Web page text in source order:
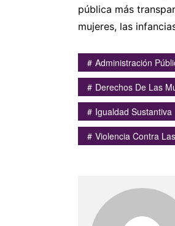
pública más
mujeres, las
Administración
Derechos De Las
Igualdad Sustantiva
Violencia Contra